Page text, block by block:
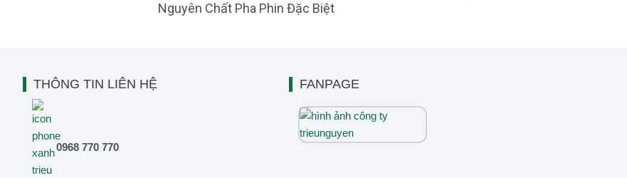
Nguyên Chất Pha Phin Đặc Biệt
THÔNG TIN LIÊN HỆ
0968 770 770
FANPAGE